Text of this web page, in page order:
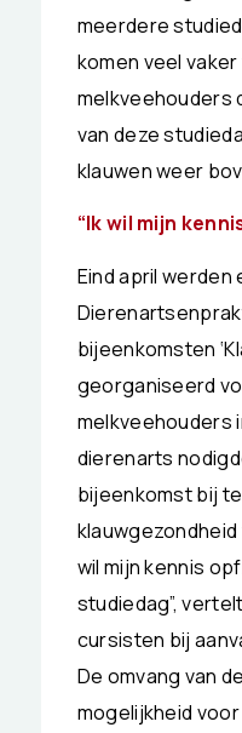
meerdere
komen veel
melkveehouders
van deze
klauwen weer
“Ik wil mijn
Eind april
bijeenkomsten
georganiseerd
melkveehouders
dierenarts
bijeenkomst bij
wil mijn kennis
studiedag”,
cursisten bij
De omvang van
mogelijkheid